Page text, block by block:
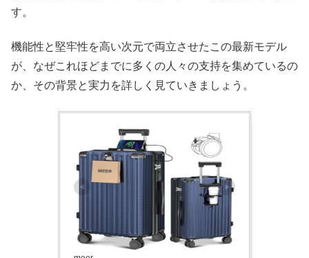
す。
機能性と堅牢性を高い次元で両立させたこの最新モデル
が、なぜこれほどまでに多くの人々の支持を集めているの
か、その背景と実力を詳しく見ていきましょう。